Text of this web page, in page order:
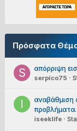
Πρόσφατα
απόρριψη
serpico75 ·
αναβάθμιση
προβλήματα.
iseeklife ·